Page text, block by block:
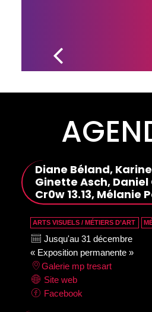
Diane Béland,
Ginette Asch, Daniel
Cr0w 13.13, Mélanie
ARTS VISUELS / MÉTIERS D’ART
Jusqu'au 31 décembre
« Exposition permanente »
Galerie mp tresart
Site web
Facebook